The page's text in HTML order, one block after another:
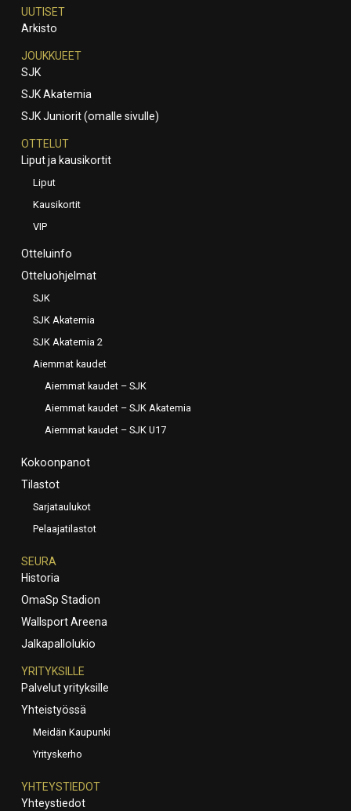
UUTISET
Arkisto
JOUKKUEET
SJK
SJK Akatemia
SJK Juniorit (omalle sivulle)
OTTELUT
Liput ja kausikortit
Liput
Kausikortit
VIP
Otteluinfo
Otteluohjelmat
SJK
SJK Akatemia
SJK Akatemia 2
Aiemmat kaudet
Aiemmat kaudet – SJK
Aiemmat kaudet – SJK Akatemia
Aiemmat kaudet – SJK U17
Kokoonpanot
Tilastot
Sarjataulukot
Pelaajatilastot
SEURA
Historia
OmaSp Stadion
Wallsport Areena
Jalkapallolukio
YRITYKSILLE
Palvelut yrityksille
Yhteistyössä
Meidän Kaupunki
Yrityskerho
YHTEYSTIEDOT
Yhteystiedot